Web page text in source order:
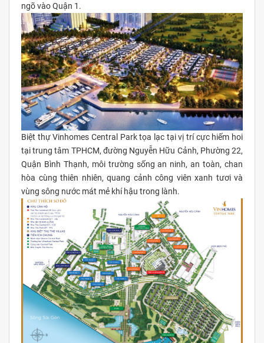
ngõ vào Quận 1.
Biệt thự Vinhomes Central Park tọa lạc tại vị trí cực hiếm hoi
tại trung tâm TPHCM, đường Nguyễn Hữu Cảnh, Phường 22,
Quận Bình Thạnh, môi trường sống an ninh, an toàn, chan
hòa cùng thiên nhiên, quang cảnh công viên xanh tươi và
vùng sông nước mát mẻ khí hậu trong lành.